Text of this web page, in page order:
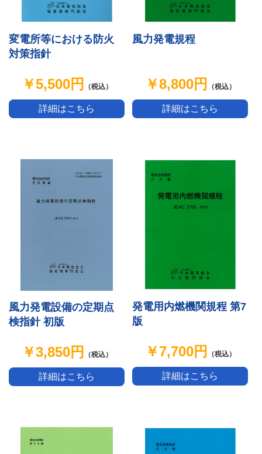
変電所等における防火
対策指針
￥5,500円 （税込）
詳細はこちら
風力発電規程
￥8,800円 （税込）
詳細はこちら
風力発電設備の定期点
検指針 初版
￥3,850円 （税込）
詳細はこちら
発電用内燃機関規程 第7
版
￥7,700円 （税込）
詳細はこちら